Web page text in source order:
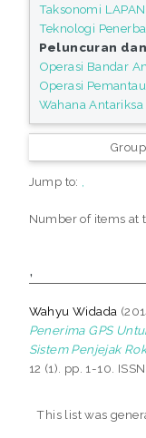
Taksonomi LAPAN
Teknologi
Peluncuran
Operasi Bandar
Operasi
Wahana Antariksa
Jump to:
Number of items at
,
Wahyu Widada
Penerima GPS
Sistem Penjejak
12 (1). pp. 1-10.
This list was